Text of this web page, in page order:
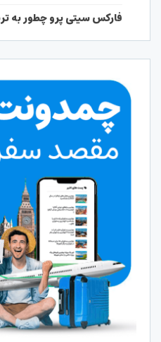
فارکس سیتی پرو چطور به